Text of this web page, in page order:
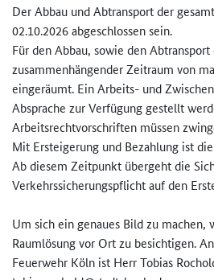
Der Abbau und Abtransport der
02.10.2026 abgeschlossen sein.
Für den Abbau, sowie den
zusammenhängender Zeitraum von
eingeräumt. Ein Arbeits- und
Absprache zur Verfügung gestellt
Arbeitsrechtvorschriften müssen
Mit Ersteigerung und Bezahlung ist
Ab diesem Zeitpunkt übergeht die
Verkehrssicherungspflicht auf den
Um sich ein genaues Bild zu machen,
Raumlösung vor Ort zu besichtigen.
Feuerwehr Köln ist Herr Tobias